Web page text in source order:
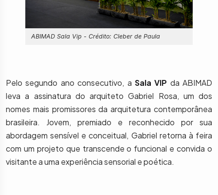
ABIMAD Sala Vip - Crédito: Cleber de Paula
Pelo segundo ano consecutivo, a Sala VIP da ABIMAD
leva a assinatura do arquiteto Gabriel Rosa, um dos
nomes mais promissores da arquitetura contemporânea
brasileira. Jovem, premiado e reconhecido por sua
abordagem sensível e conceitual, Gabriel retorna à feira
com um projeto que transcende o funcional e convida o
visitante a uma experiência sensorial e poética.